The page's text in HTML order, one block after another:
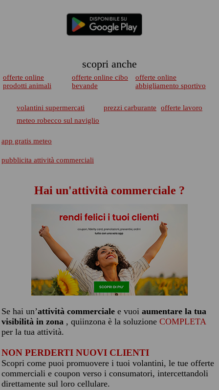
scopri anche
offerte online
prodotti animali
offerte online cibo
bevande
offerte online
abbigliamento sportivo
volantini supermercati prezzi carburante
offerte lavoro
meteo robecco sul naviglio
app gratis meteo
pubblicita attività commerciali
Hai un'attività commerciale ?
Se hai un’attività commerciale e vuoi aumentare la tua
visibilità in zona , quiinzona è la soluzione COMPLETA
per la tua attività.
NON PERDERTI NUOVI CLIENTI
Scopri come puoi promuovere i tuoi volantini, le tue offerte
commerciali e coupon verso i consumatori, intercettandoli
direttamente sul loro cellulare.